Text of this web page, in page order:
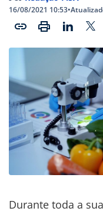
16/08/2021 10:53•
Durante toda a